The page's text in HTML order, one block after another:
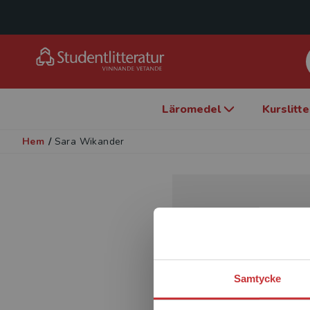
Samtycke
Läromedel
Hem / Sara Wikander